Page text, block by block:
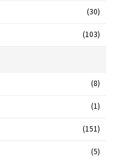
(30)
(103)
(8)
(1)
(151)
(5)